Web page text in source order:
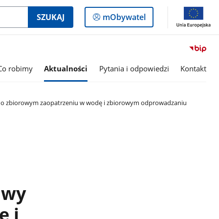
SZUKAJ
Logowanie
do
mObywatel
robimy Aktualności Pytania i odpowiedzi Kontakt
zbiorowym zaopatrzeniu w wodę i zbiorowym odprowadzaniu